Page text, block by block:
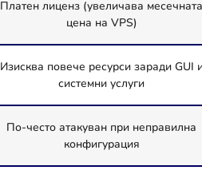
Платен лиценз (увеличава месечната
цена на VPS)
Изисква повече ресурси заради GUI
системни услуги
По-често атакуван при неправилна
конфигурация